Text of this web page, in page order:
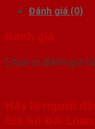
Đánh giá (0)
Đánh giá
Chưa có đánh giá
Hãy là người
Giả Gỗ Đài Loan